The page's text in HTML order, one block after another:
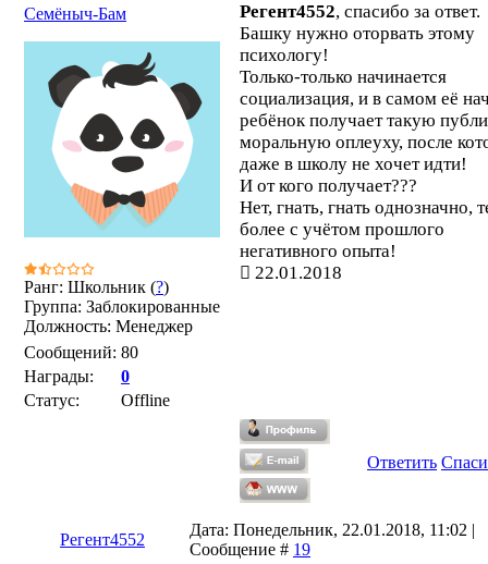
Семёныч-Бам
Ранг: Школьник (?)
Группа: Заблокированные
Должность: Менеджер
Сообщений: 80
Награды:
0
Статус:
Offline
Регент4552, спасибо за ответ.
Башку нужно оторвать этому
психологу!
Только-только начинается
социализация, и в самом её
ребёнок получает такую
моральную оплеуху, после
даже в школу не хочет идти!
И от кого получает???
Нет, гнать, гнать однозначно,
более с учётом прошлого
негативного опыта!
22.01.2018
Ответить
Регент4552
Дата: Понедельник, 22.01.2018, 11:02 |
Сообщение # 19